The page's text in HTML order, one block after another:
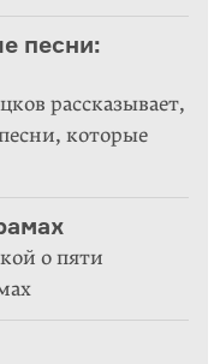
песни:
рассказывает,
которые
о пяти